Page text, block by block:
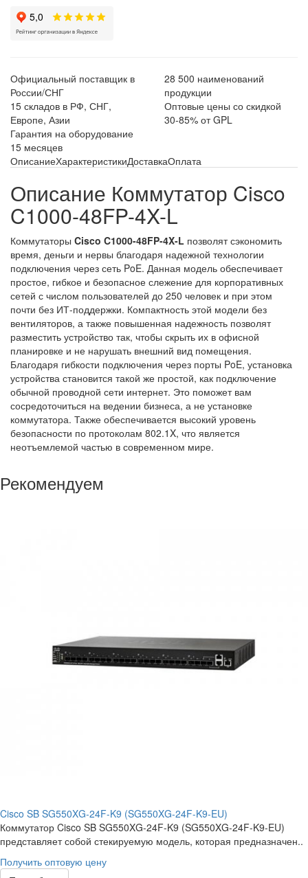
Официальный поставщик в
России/СНГ
28 500 наименований
продукции
15 складов в РФ, СНГ,
Европе, Азии
Оптовые цены со скидкой
30-85% от GPL
Гарантия на оборудование
15 месяцев
ОписаниеХарактеристикиДоставкаОплата
Описание Коммутатор Cisco
C1000-48FP-4X-L
Коммутаторы Cisco C1000-48FP-4X-L позволят сэкономить
время, деньги и нервы благодаря надежной технологии
подключения через сеть PoE. Данная модель обеспечивает
простое, гибкое и безопасное слежение для корпоративных
сетей с числом пользователей до 250 человек и при этом
почти без ИТ-поддержки. Компактность этой модели без
вентиляторов, а также повышенная надежность позволят
разместить устройство так, чтобы скрыть их в офисной
планировке и не нарушать внешний вид помещения.
Благодаря гибкости подключения через порты PoE, установка
устройства становится такой же простой, как подключение
обычной проводной сети интернет. Это поможет вам
сосредоточиться на ведении бизнеса, а не установке
коммутатора. Также обеспечивается высокий уровень
безопасности по протоколам 802.1X, что является
неотъемлемой частью в современном мире.
Рекомендуем
Cisco SB SG550XG-24F-K9 (SG550XG-24F-K9-EU)
Коммутатор Cisco SB SG550XG-24F-K9 (SG550XG-24F-K9-EU)
представляет собой стекируемую модель, которая предназначен..
Получить оптовую цену